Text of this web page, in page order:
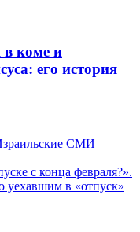
коме и
его история
СМИ
с конца февраля?».
уехавшим в «отпуск»